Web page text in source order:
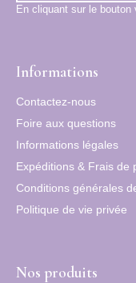
En cliquant sur le
Informations
Contactez-nous
Foire aux questions
Informations légales
Expéditions & Frais de
Conditions générales
Politique de vie privée
Nos produits